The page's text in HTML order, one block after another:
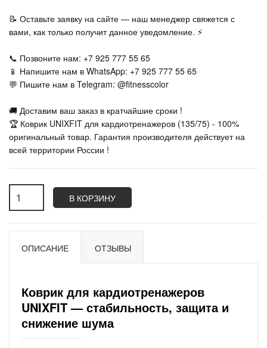
📝 Оставьте заявку на сайте — наш менеджер свяжется с
вами, как только получит данное уведомление. ⚡
📞 Позвоните нам: +7 925 777 55 65
📱 Напишите нам в WhatsApp: +7 925 777 55 65
💬 Пишите нам в Telegram: @fitnesscolor
🚚 Доставим ваш заказ в кратчайшие сроки !
🏆 Коврик UNIXFIT для кардиотренажеров (135/75) - 100%
оригинальный товар. Гарантия производителя действует на
всей территории России !
В КОРЗИНУ
ОПИСАНИЕ ОТЗЫВЫ
Коврик для кардиотренажеров
UNIXFIT — стабильность, защита и
снижение шума